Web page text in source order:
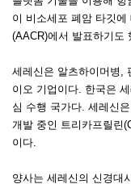
이 비소세포 폐암 타깃
(AACR)에서 발표하기도
세레신은 알츠하이머병,
이오 기업이다. 한국은
심 수행 국가다. 세레신
개발 중인 트리카프릴린
이다.
양사는 세레신의 신경대